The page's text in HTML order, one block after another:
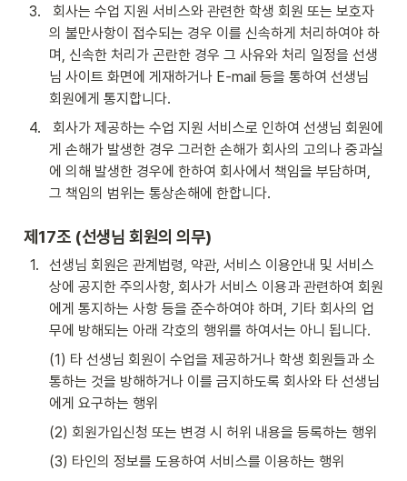
3.
의 불만사항이 접수되는 경우 이를 신속하게 처리하여야 하
며, 신속한 처리가 곤란한 경우 그 사유와 처리 일정을 선생
님 사이트 화면에 게재하거나 E-mail 등을 통하여 선생님
회원에게 통지합니다.
4.
게 손해가 발생한 경우 그러한 손해가 회사의 고의나 중과실
에 의해 발생한 경우에 한하여 회사에서 책임을 부담하며,
그 책임의 범위는 통상손해에 한합니다.
제17조 (선생님 회원의 의무)
1.
선생님 회원은 관계법령, 약관, 서비스 이용안내 및 서비스
상에 공지한 주의사항, 회사가 서비스 이용과 관련하여 회원
에게 통지하는 사항 등을 준수하여야 하며, 기타 회사의 업
무에 방해되는 아래 각호의 행위를 하여서는 아니 됩니다.
(1) 타 선생님 회원이 수업을 제공하거나 학생 회원들과 소
통하는 것을 방해하거나 이를 금지하도록 회사와 타 선생님
에게 요구하는 행위
(2) 회원가입신청 또는 변경 시 허위 내용을 등록하는 행위
(3) 타인의 정보를 도용하여 서비스를 이용하는 행위